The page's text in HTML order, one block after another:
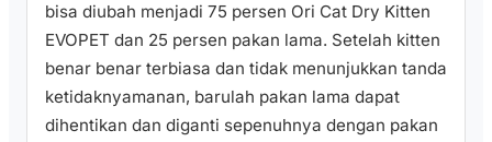
bisa diubah menjadi 75 persen Ori Cat Dry Kitten
EVOPET dan 25 persen pakan lama. Setelah kitten
benar benar terbiasa dan tidak menunjukkan tanda
ketidaknyamanan, barulah pakan lama dapat
dihentikan dan diganti sepenuhnya dengan pakan